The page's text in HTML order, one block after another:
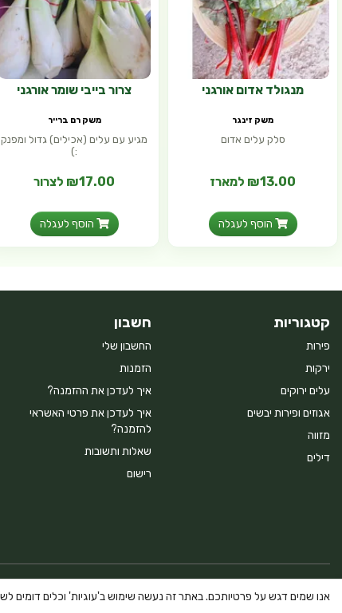
מנגולד אדום אורגני
משק זינגר
סלק עלים אדום
₪13.00 למארז
הוסף לעגלה
צרור בייבי שומר אורגני
משק רם ברייר
מגיע עם עלים (אכילים) גדול ומפנק
:)
₪17.00 לצרור
הוסף לעגלה
קטגוריות
פירות
ירקות
עלים ירוקים
אגוזים ופירות יבשים
מזווה
דילים
חשבון
החשבון שלי
הזמנות
איך לעדכן את ההזמנה?
איך לעדכן את פרטי האשראי
להזמנה?
שאלות ותשובות
רישום
אנו שמים דגש על פרטיותכם. באתר זה נעשה שימוש ב'עוגיות' וכלים דומים